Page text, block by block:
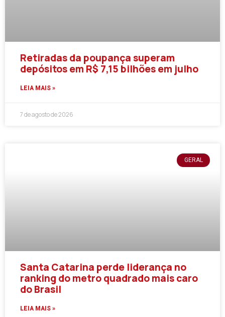
Retiradas da poupança superam
depósitos em R$ 7,15 bilhões em julho
LEIA MAIS »
7 de agosto de 2026
GERAL
Santa Catarina perde liderança no
ranking do metro quadrado mais caro
do Brasil
LEIA MAIS »